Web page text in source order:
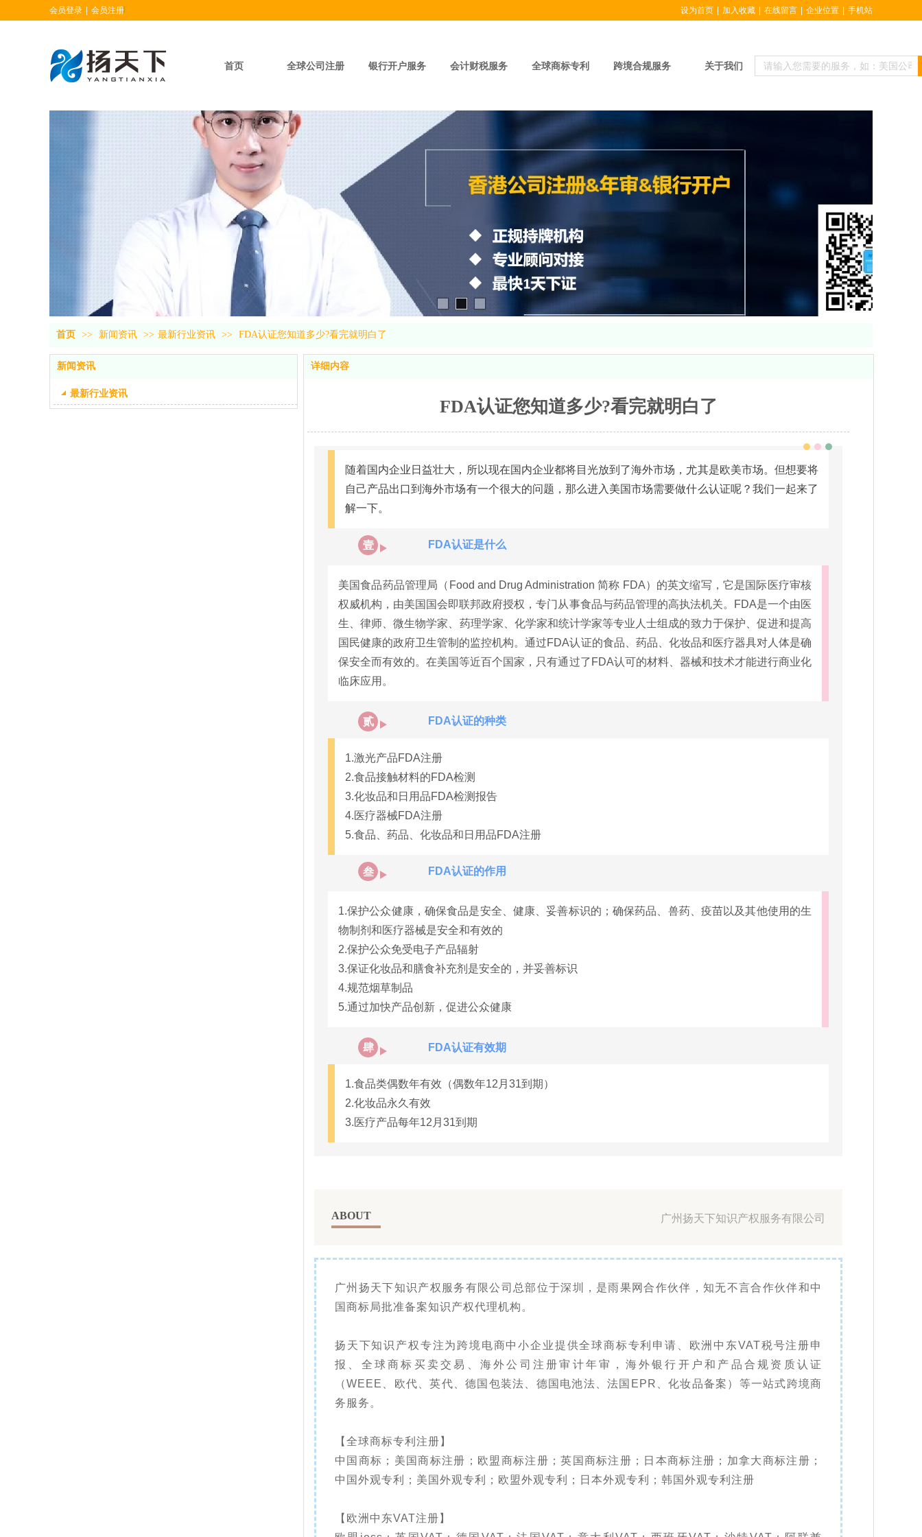
首页 全球公司注册 银行开户服务 会计财税服务 全球商标专利 跨境合规服务 关于我们
会员登录 会员注册 设为首页 加入收藏 在线留言 企业位置 手机站
首页 >> 新闻资讯 >> 最新行业资讯 >> FDA认证您知道多少?看完就明白了
新闻资讯
最新行业资讯
详细内容
FDA认证您知道多少?看完就明白了
随着国内企业日益壮大，所以现在国内企业都将目光放到了海外市场，尤其是欧美市场。但想要将
自己产品出口到海外市场有一个很大的问题，那么进入美国市场需要做什么认证呢？我们一起来了
解一下。
壹 FDA认证是什么
美国食品药品管理局（Food and Drug Administration 简称 FDA）的英文缩写，它是国际医疗审核
权威机构，由美国国会即联邦政府授权，专门从事食品与药品管理的高执法机关。FDA是一个由医
生、律师、微生物学家、药理学家、化学家和统计学家等专业人士组成的致力于保护、促进和提高
国民健康的政府卫生管制的监控机构。通过FDA认证的食品、药品、化妆品和医疗器具对人体是确
保安全而有效的。在美国等近百个国家，只有通过了FDA认可的材料、器械和技术才能进行商业化
临床应用。
贰 FDA认证的种类
1.激光产品FDA注册
2.食品接触材料的FDA检测
3.化妆品和日用品FDA检测报告
4.医疗器械FDA注册
5.食品、药品、化妆品和日用品FDA注册
叁 FDA认证的作用
1.保护公众健康，确保食品是安全、健康、妥善标识的；确保药品、兽药、疫苗以及其他使用的生
物制剂和医疗器械是安全和有效的
2.保护公众免受电子产品辐射
3.保证化妆品和膳食补充剂是安全的，并妥善标识
4.规范烟草制品
5.通过加快产品创新，促进公众健康
肆 FDA认证有效期
1.食品类偶数年有效（偶数年12月31到期）
2.化妆品永久有效
3.医疗产品每年12月31到期
ABOUT 广州扬天下知识产权服务有限公司
广州扬天下知识产权服务有限公司总部位于深圳，是雨果网合作伙伴，知无不言合作伙伴和中
国商标局批准备案知识产权代理机构。
扬天下知识产权专注为跨境电商中小企业提供全球商标专利申请、欧洲中东VAT税号注册申
报、全球商标买卖交易、海外公司注册审计年审，海外银行开户和产品合规资质认证
（WEEE、欧代、英代、德国包装法、德国电池法、法国EPR、化妆品备案）等一站式跨境商
务服务。
【全球商标专利注册】
中国商标；美国商标注册；欧盟商标注册；英国商标注册；日本商标注册；加拿大商标注册；
中国外观专利；美国外观专利；欧盟外观专利；日本外观专利；韩国外观专利注册
【欧洲中东VAT注册】